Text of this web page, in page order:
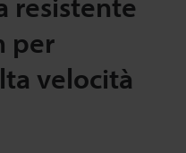
per
velocità